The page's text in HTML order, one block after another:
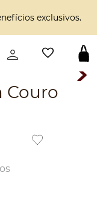
exclusivos.
Couro